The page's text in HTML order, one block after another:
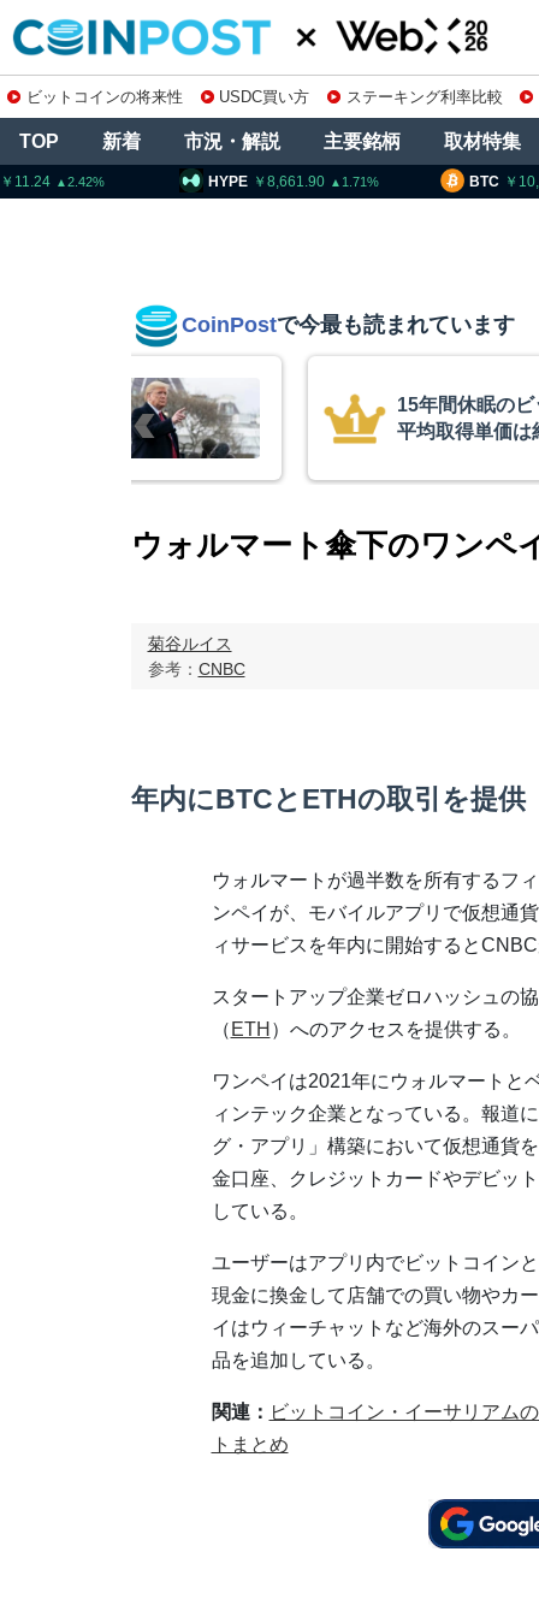
ビットコインの将来性 USDC買い方 ステーキング利率比較
TOP 新着 市況・解説 主要銘柄 取材特集
BTC 10,278,576
HYPE 8,661.90
CoinPostで今最も読まれています
コインチェック
を発表
ウォルマート傘下のワンペ
菊谷ルイス
参考： CNBC
年内にBTCとETHの取引を提供
ウォルマートが過半数を所有するフ
ンペイが、モバイルアプリで仮想通
ィサービスを年内に開始すると
スタートアップ企業ゼロハッシュの
（ ETH ）へのアクセスを提供する。
ワンペイは2021年にウォルマートと
ィンテック企業となっている。報道
グ・アプリ」構築において仮想通貨
金口座、クレジットカードやデビッ
している。
ユーザーはアプリ内でビットコイン
現金に換金して店舗での買い物やカ
イはウィーチャットなど海外のスー
品を追加している。
関連： ビットコイン・イーサリアム
トまとめ